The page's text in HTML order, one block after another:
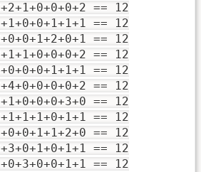
== 12
== 12
== 12
== 12
== 12
== 12
== 12
== 12
== 12
== 12
== 12